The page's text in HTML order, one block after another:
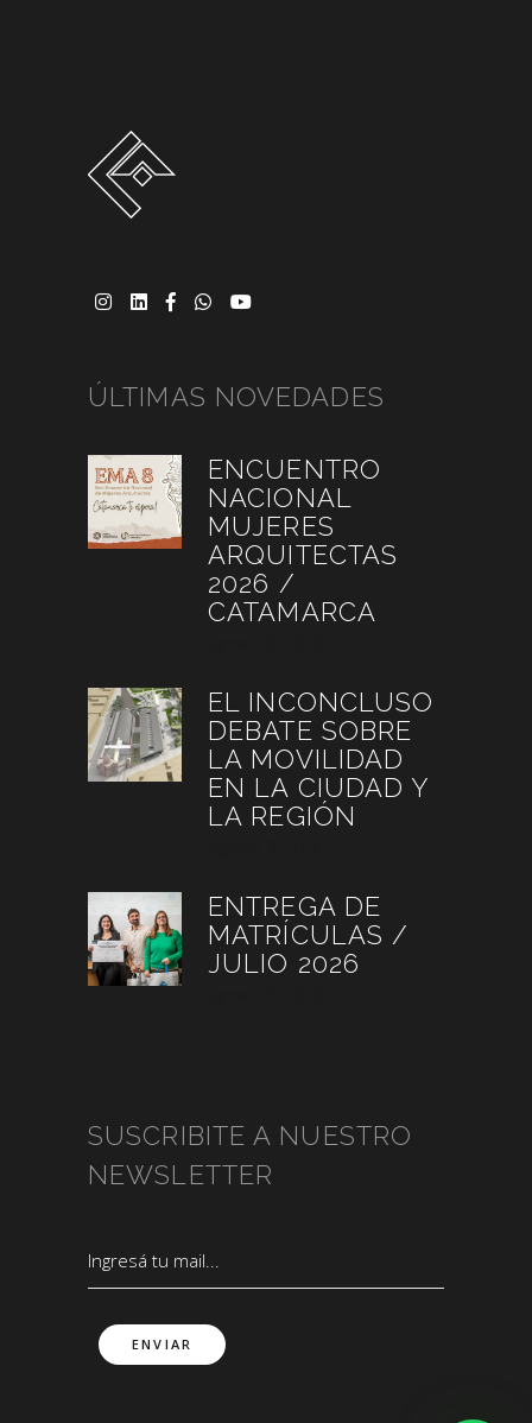
ÚLTIMAS NOVEDADES
ENCUENTRO
NACIONAL
MUJERES
ARQUITECTAS
2026 /
CATAMARCA
EL INCONCLUSO
DEBATE SOBRE
LA MOVILIDAD
EN LA CIUDAD Y
LA REGIÓN
ENTREGA DE
MATRÍCULAS /
JULIO 2026
SUSCRIBITE A NUESTRO
NEWSLETTER